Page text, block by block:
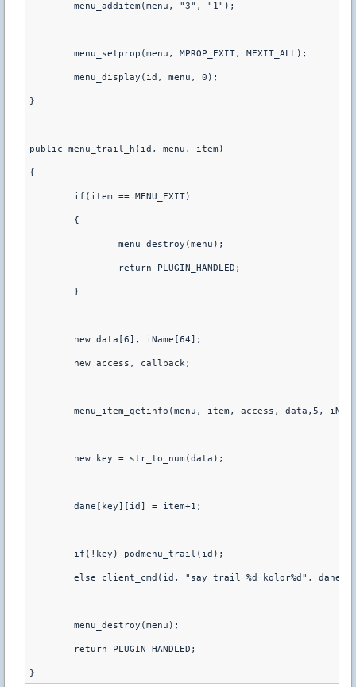
	menu_additem(menu, "3", "1");
	menu_setprop(menu, MPROP_EXIT, MEXIT_ALL);
	menu_display(id, menu, 0);
}
public menu_trail_h(id, menu, item)
{
	if(item == MENU_EXIT)
	{
		menu_destroy(menu);
		return PLUGIN_HANDLED;
	}
	new data[6], iName[64];
	new access, callback;
menu_item_getinfo(menu, item, access, data,5,
	new key = str_to_num(data);
	dane[key][id] = item+1;
else client_cmd(id, "say trail %d kolor%d",
	menu_destroy(menu);
	return PLUGIN_HANDLED;